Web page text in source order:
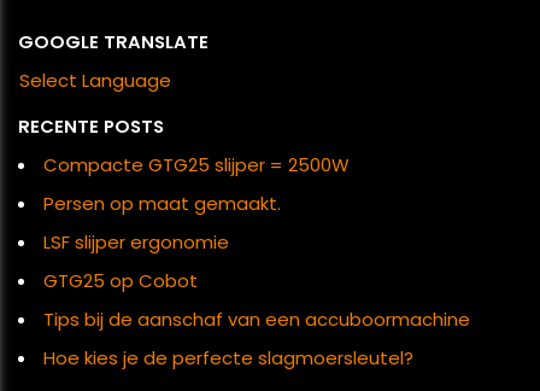
GOOGLE TRANSLATE
Select Language
RECENTE POSTS
Compacte GTG25 slijper = 2500W
Persen op maat gemaakt.
LSF slijper ergonomie
GTG25 op Cobot
Tips bij de aanschaf van een accuboormachine
Hoe kies je de perfecte slagmoersleutel?